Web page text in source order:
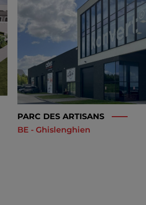
PARC DES ARTISANS
BE - Ghislenghien